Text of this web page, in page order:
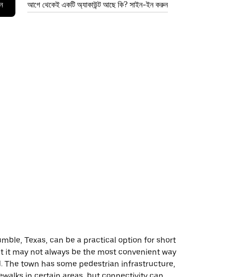
আগে থেকেই একটি অ্যাকাউন্ট আছে কি? সাইন-ইন করুন
Texas, can be a practical option for short
it may not always be the most convenient way
The town has some pedestrian infrastructure,